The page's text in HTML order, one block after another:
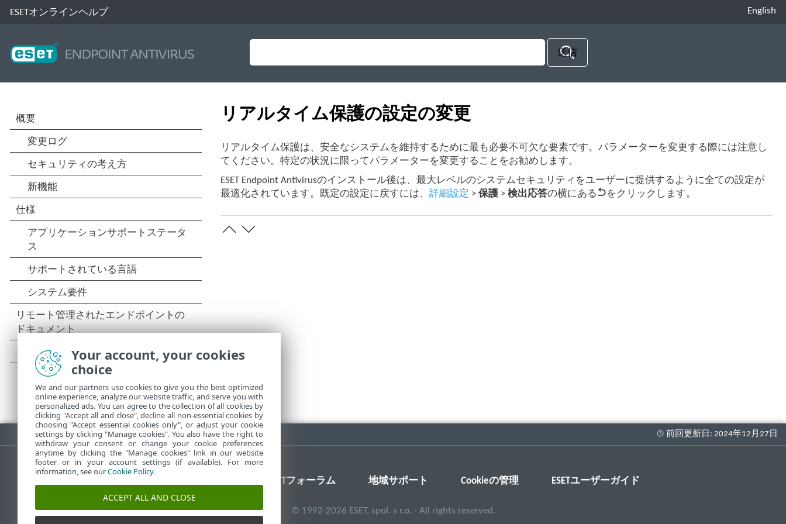
ESETオンラインヘルプ English
リアルタイム保護の設定の変更
リアルタイム保護は、安全なシステムを維持するために最も必要不可欠な要素です。パラメーターを変更する際には注意し
てください。特定の状況に限ってパラメーターを変更することをお勧めします。
ESET Endpoint Antivirusのインストール後は、最大レベルのシステムセキュリティをユーザーに提供するように全ての設定が
最適化されています。既定の設定に戻すには、詳細設定 >保護 >検出応答の横にある をクリックします。
PDFのダウンロード
ESETフォーラム 地域サポート Cookieの管理 ESETユーザーガイド
© 1992-2026 ESET, spol. s r.o. - All rights reserved.
Your account, your cookies
choice
We and our partners use cookies to give you the best optimized
online experience, analyze our website traffic, and serve you with
personalized ads. You can agree to the collection of all cookies by
clicking "Accept all and close", decline all non-essential cookies by
choosing "Accept essential cookies only", or adjust your cookie
settings by clicking "Manage cookies". You also have the right to
withdraw your consent or change your cookie preferences
anytime by clicking the "Manage cookies" link in our website
footer or in your account settings (if available). For more
information, see ourCookie Policy.
ACCEPT ALL AND CLOSE